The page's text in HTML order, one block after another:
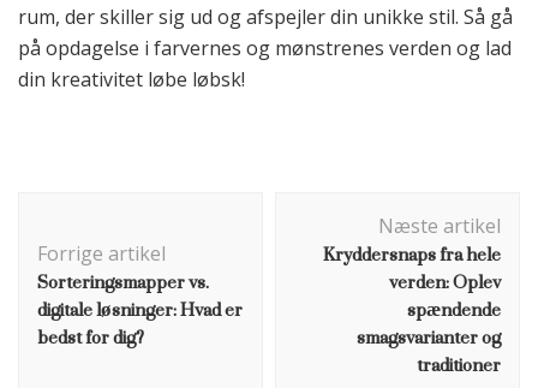
rum, der skiller sig ud og afspejler din unikke stil. Så gå
på opdagelse i farvernes og mønstrenes verden og lad
din kreativitet løbe løbsk!
Forrige artikel
Sorteringsmapper vs.
digitale løsninger: Hvad er
bedst for dig?
Næste artikel
Kryddersnaps fra hele
verden: Oplev
spændende
smagsvarianter og
traditioner